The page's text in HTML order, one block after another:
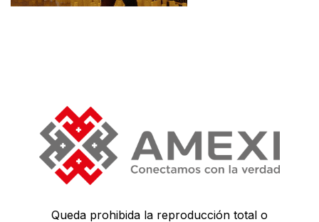
Queda prohibida la reproducción total o